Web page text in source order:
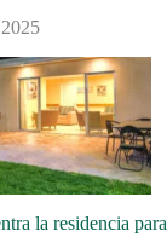
la residencia para